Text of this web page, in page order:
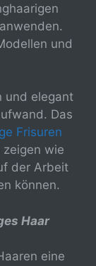
und
und elegant
Das
Frisuren
wie
der Arbeit
können.
Haar
eine